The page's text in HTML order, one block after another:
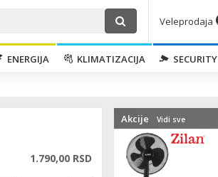
Veleprodaja
ENERGIJA KLIMATIZACIJA SECURITY
1.790,00 RSD
Akcije Vidi sve